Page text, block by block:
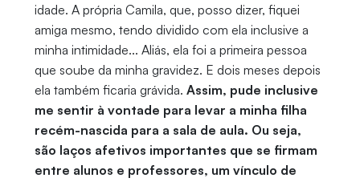
idade. A própria Camila, que, posso dizer, fiquei
amiga mesmo, tendo dividido com ela inclusive a
minha intimidade... Aliás, ela foi a primeira pessoa
que soube da minha gravidez. E dois meses depois
ela também ficaria grávida. Assim, pude inclusive
me sentir à vontade para levar a minha filha
recém-nascida para a sala de aula. Ou seja,
são laços afetivos importantes que se firmam
entre alunos e professores, um vínculo de